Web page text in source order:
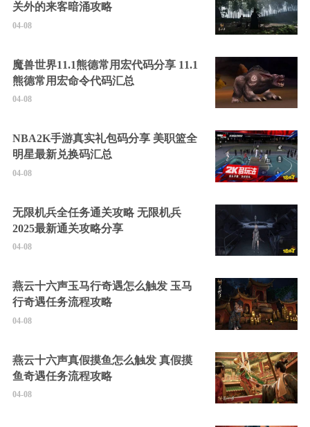
关外的来客暗涌攻略
04-08
魔兽世界11.1熊德常用宏代码分享 11.1
熊德常用宏命令代码汇总
04-08
NBA2K手游真实礼包码分享 美职篮全
明星最新兑换码汇总
04-08
无限机兵全任务通关攻略 无限机兵
2025最新通关攻略分享
04-08
燕云十六声玉马行奇遇怎么触发 玉马
行奇遇任务流程攻略
04-08
燕云十六声真假摸鱼怎么触发 真假摸
鱼奇遇任务流程攻略
04-08